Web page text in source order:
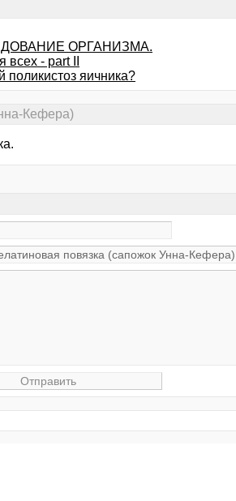
ОРГАНИЗМА.
- part II
поликистоз яичника?
Кефера)